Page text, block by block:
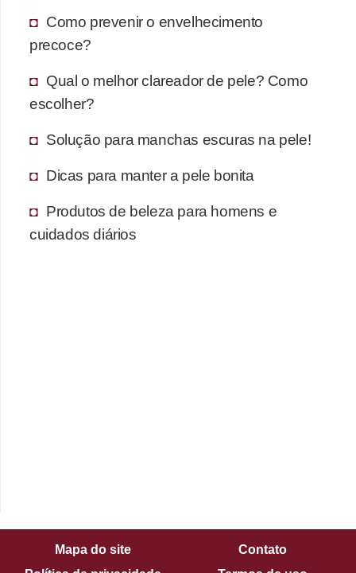
Como prevenir o envelhecimento
precoce?
Qual o melhor clareador de pele? Como
escolher?
Solução para manchas escuras na pele!
Dicas para manter a pele bonita
Produtos de beleza para homens e
cuidados diários
Mapa do site
Contato